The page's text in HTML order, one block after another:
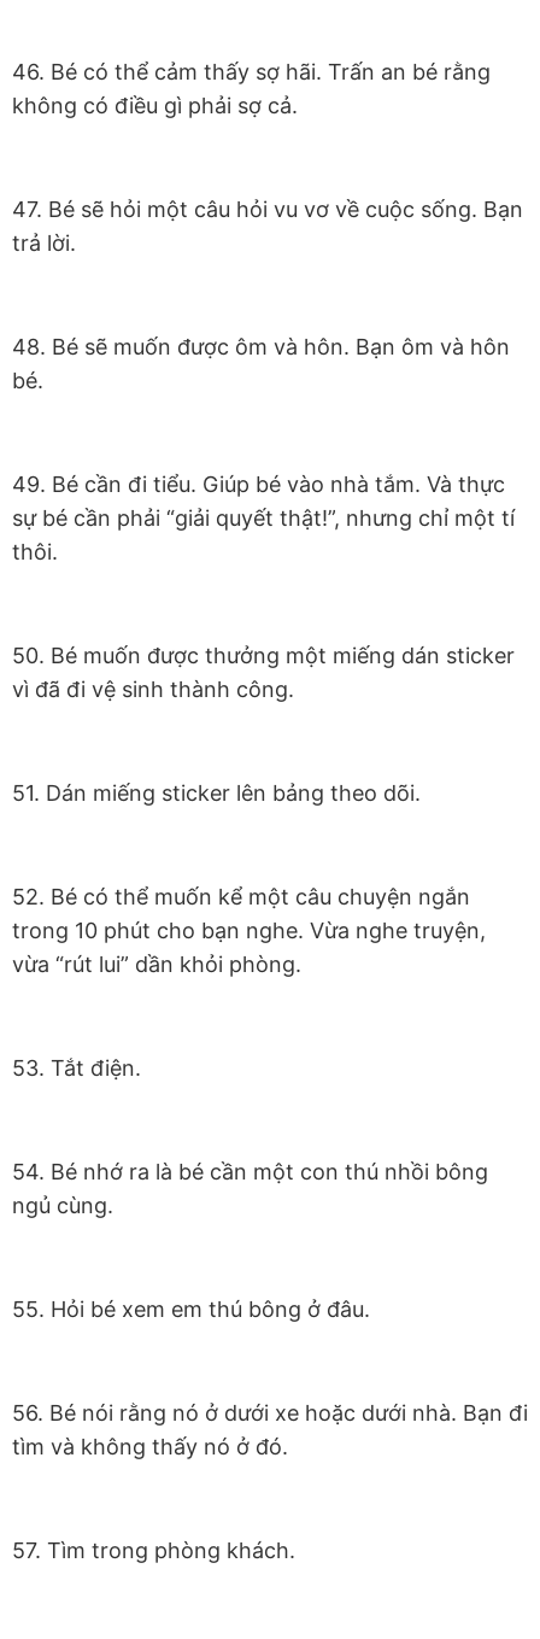
46. Bé có thể cảm thấy sợ hãi. Trấn an bé rằng
không có điều gì phải sợ cả.
47. Bé sẽ hỏi một câu hỏi vu vơ về cuộc sống. Bạn
trả lời.
48. Bé sẽ muốn được ôm và hôn. Bạn ôm và hôn
bé.
49. Bé cần đi tiểu. Giúp bé vào nhà tắm. Và thực
sự bé cần phải “giải quyết thật!”, nhưng chỉ một tí
thôi.
50. Bé muốn được thưởng một miếng dán sticker
vì đã đi vệ sinh thành công.
51. Dán miếng sticker lên bảng theo dõi.
52. Bé có thể muốn kể một câu chuyện ngắn
trong 10 phút cho bạn nghe. Vừa nghe truyện,
vừa “rút lui” dần khỏi phòng.
53. Tắt điện.
54. Bé nhớ ra là bé cần một con thú nhồi bông
ngủ cùng.
55. Hỏi bé xem em thú bông ở đâu.
56. Bé nói rằng nó ở dưới xe hoặc dưới nhà. Bạn đi
tìm và không thấy nó ở đó.
57. Tìm trong phòng khách.